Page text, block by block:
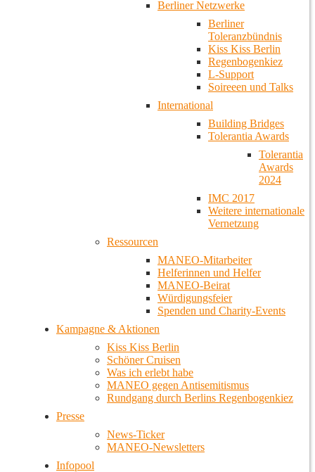
Berliner Netzwerke
Berliner
Toleranzbündnis
Kiss Kiss Berlin
Regenbogenkiez
L-Support
Soireeen und Talks
International
Building Bridges
Tolerantia Awards
Tolerantia
Awards
2024
IMC 2017
Weitere internationale
Vernetzung
Ressourcen
MANEO-Mitarbeiter
Helferinnen und Helfer
MANEO-Beirat
Würdigungsfeier
Spenden und Charity-Events
Kampagne & Aktionen
Kiss Kiss Berlin
Schöner Cruisen
Was ich erlebt habe
MANEO gegen Antisemitismus
Rundgang durch Berlins Regenbogenkiez
Presse
News-Ticker
MANEO-Newsletters
Infopool